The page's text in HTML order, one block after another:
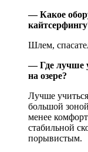
— Какое
Шлем,
— Где лучше
на озере?
Лучше
большой
менее
стабильной
порывистым.